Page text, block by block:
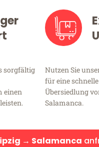
sorgfältig
einen
Nutzen Sie
für eine
Übersiedlung
Salamanca.
→ Salamanca